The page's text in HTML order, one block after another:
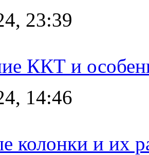
23:39
ККТ и
14:46
колонки и их